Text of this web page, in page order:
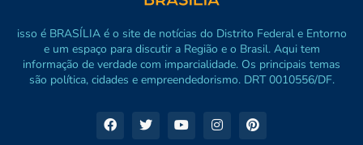
isso é BRASÍLIA é o site de notícias do Distrito Federal e Entorno
e um espaço para discutir a Região e o Brasil. Aqui tem
informação de verdade com imparcialidade. Os principais temas
são política, cidades e empreendedorismo. DRT 0010556/DF.